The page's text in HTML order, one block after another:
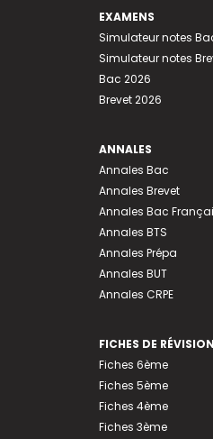
EXAMENS
Simulateur notes
Simulateur notes
Bac 2026
Brevet 2026
ANNALES
Annales Bac
Annales Brevet
Annales Bac
Annales BTS
Annales Prépa
Annales BUT
Annales CRPE
FICHES DE
Fiches 6ème
Fiches 5ème
Fiches 4ème
Fiches 3ème